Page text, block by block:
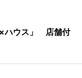
×ハウス」 店舗付